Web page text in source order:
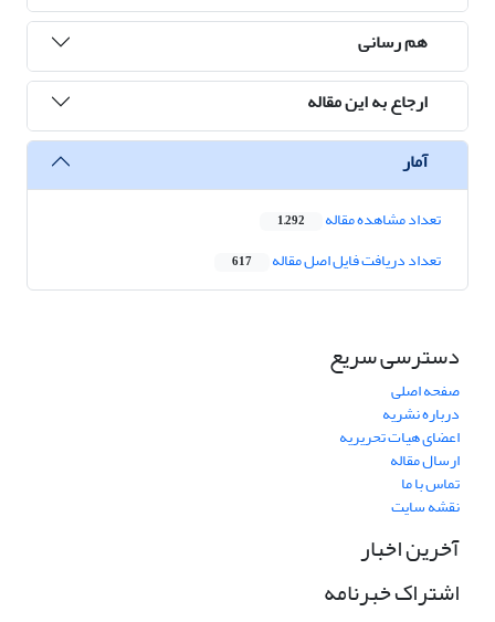
هم رسانی
ارجاع به این مقاله
آمار
تعداد مشاهده مقاله 1,292
تعداد دریافت فایل اصل مقاله 617
دسترسی سریع
صفحه اصلی
درباره نشریه
اعضای هیات تحریریه
ارسال مقاله
تماس با ما
نقشه سایت
آخرین اخبار
اشتراک خبرنامه